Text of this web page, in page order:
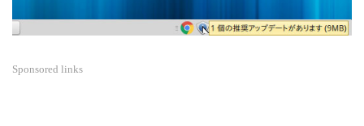
Sponsored links